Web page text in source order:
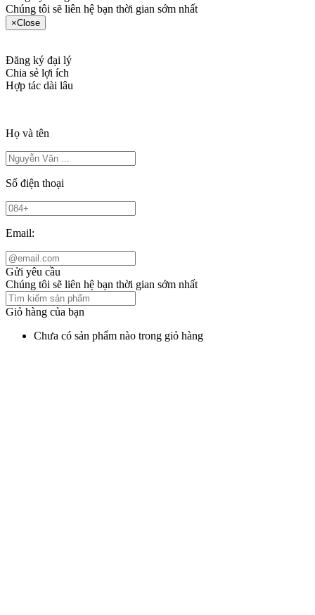
Chúng tôi sẽ liên hệ bạn thời gian sớm nhất
×Close
Đăng ký đại lý
Chia sẻ lợi ích
Hợp tác dài lâu
Họ và tên
Số điện thoại
Email:
Gửi yêu cầu
Chúng tôi sẽ liên hệ bạn thời gian sớm nhất
Giỏ hàng của bạn
Chưa có sản phẩm nào trong giỏ hàng